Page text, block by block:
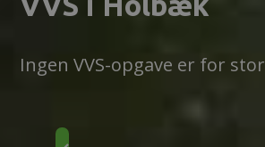
Ingen VVS-opgave er for stor